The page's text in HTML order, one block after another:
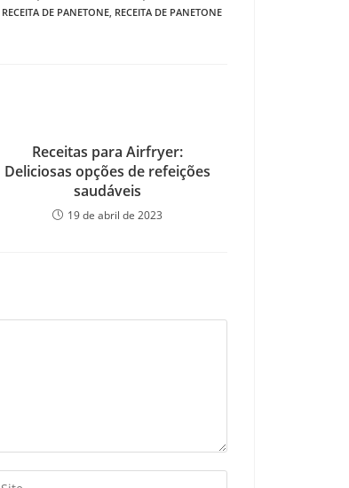
RECEITA DE PANETONE, RECEITA DE PANETONE
Receitas para Airfryer:
Deliciosas opções de refeições
saudáveis
19 de abril de 2023